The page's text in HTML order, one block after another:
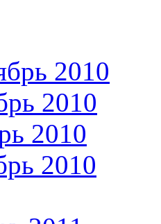
2010
2010
2010
2010